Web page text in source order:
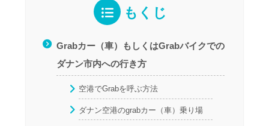
もくじ
Grabカー（車）もしくはGrabバイクでの
ダナン市内への行き方
空港でGrabを呼ぶ方法
ダナン空港のgrabカー（車）乗り場